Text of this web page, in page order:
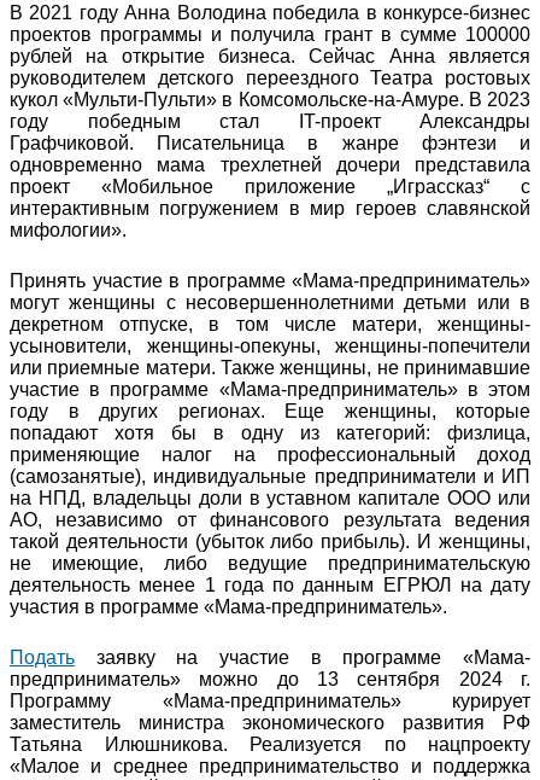
В 2021 году Анна Володина победила в конкурсе-бизнес
проектов программы и получила грант в сумме 100000
рублей на открытие бизнеса. Сейчас Анна является
руководителем детского переездного Театра ростовых
кукол «Мульти-Пульти» в Комсомольске-на-Амуре. В 2023
году победным стал IT-проект Александры
Графчиковой. Писательница в жанре фэнтези и
одновременно мама трехлетней дочери представила
проект «Мобильное приложение „Играссказ“ с
интерактивным погружением в мир героев славянской
мифологии».
Принять участие в программе «Мама-предприниматель»
могут женщины с несовершеннолетними детьми или в
декретном отпуске, в том числе матери, женщины-
усыновители, женщины-опекуны, женщины-попечители
или приемные матери. Также женщины, не принимавшие
участие в программе «Мама-предприниматель» в этом
году в других регионах. Еще женщины, которые
попадают хотя бы в одну из категорий: физлица,
применяющие налог на профессиональный доход
(самозанятые), индивидуальные предприниматели и ИП
на НПД, владельцы доли в уставном капитале ООО или
АО, независимо от финансового результата ведения
такой деятельности (убыток либо прибыль). И женщины,
не имеющие, либо ведущие предпринимательскую
деятельность менее 1 года по данным ЕГРЮЛ на дату
участия в программе «Мама-предприниматель».
Подать заявку на участие в программе «Мама-
предприниматель» можно до 13 сентября 2024 г.
Программу «Мама-предприниматель» курирует
заместитель министра экономического развития РФ
Татьяна Илюшникова. Реализуется по нацпроекту
«Малое и среднее предпринимательство и поддержка